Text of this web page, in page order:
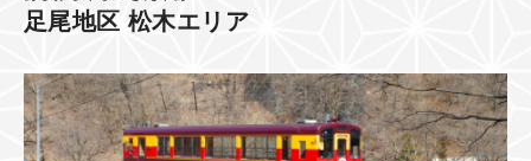
足尾地区 松木エリア